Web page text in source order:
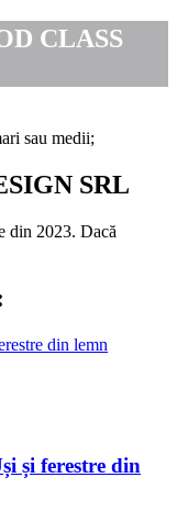
CLASS
sau medii;
SRL
din 2023. Dacă
și ferestre din